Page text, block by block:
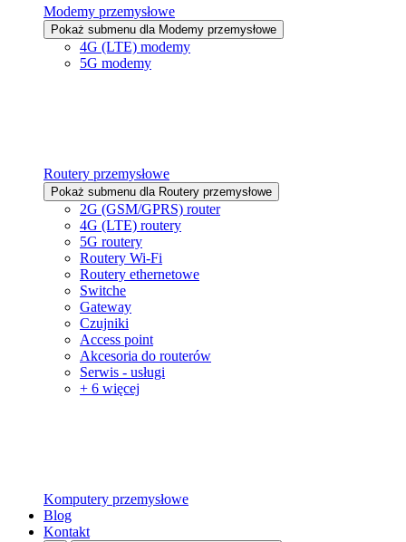
Modemy przemysłowe
Pokaż submenu dla Modemy przemysłowe
4G (LTE) modemy
5G modemy
Routery przemysłowe
Pokaż submenu dla Routery przemysłowe
2G (GSM/GPRS) router
4G (LTE) routery
5G routery
Routery Wi-Fi
Routery ethernetowe
Switche
Gateway
Czujniki
Access point
Akcesoria do routerów
Serwis - usługi
+ 6 więcej
Komputery przemysłowe
Blog
Kontakt